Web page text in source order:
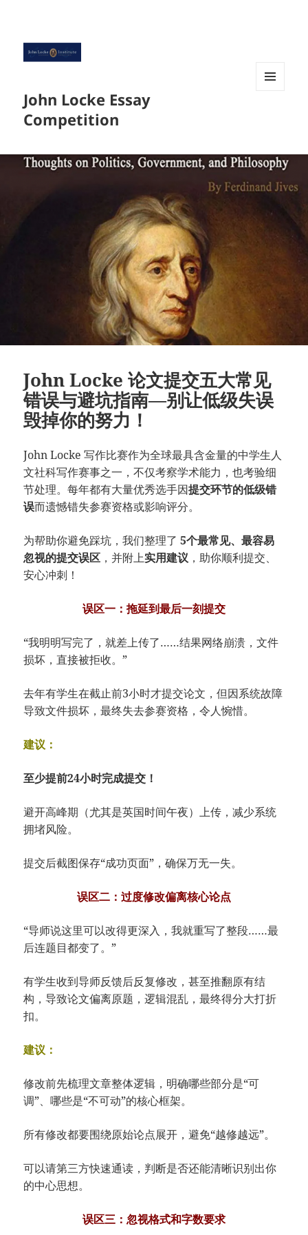
John Locke Essay
Competition
John Locke 论文提交五大常见
错误与避坑指南—别让低级失误
毁掉你的努力！
John Locke 写作比赛作为全球最具含金量的中学生人
文社科写作赛事之一，不仅考察学术能力，也考验细
节处理。每年都有大量优秀选手因提交环节的低级错
误而遗憾错失参赛资格或影响评分。
为帮助你避免踩坑，我们整理了5个最常见、最容易
忽视的提交误区 ，并附上实用建议 ，助你顺利提交、
安心冲刺！
误区一：拖延到最后一刻提交
“我明明写完了，就差上传了……结果网络崩溃，文件
损坏，直接被拒收。”
去年有学生在截止前3小时才提交论文，但因系统故障
导致文件损坏，最终失去参赛资格，令人惋惜。
建议：
至少提前24小时完成提交！
避开高峰期（尤其是英国时间午夜）上传，减少系统
拥堵风险。
提交后截图保存“成功页面”，确保万无一失。
误区二：过度修改偏离核心论点
“导师说这里可以改得更深入，我就重写了整段……最
后连题目都变了。”
有学生收到导师反馈后反复修改，甚至推翻原有结
构，导致论文偏离原题，逻辑混乱，最终得分大打折
扣。
建议：
修改前先梳理文章整体逻辑，明确哪些部分是“可
调”、哪些是“不可动”的核心框架。
所有修改都要围绕原始论点展开，避免“越修越远”。
可以请第三方快速通读，判断是否还能清晰识别出你
的中心思想。
误区三：忽视格式和字数要求